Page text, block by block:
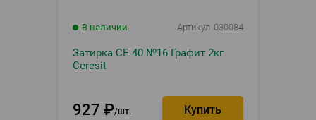
В наличии Артикул 030084
Затирка CE 40 №16 Графит 2кг
Ceresit
927 ₽ шт.